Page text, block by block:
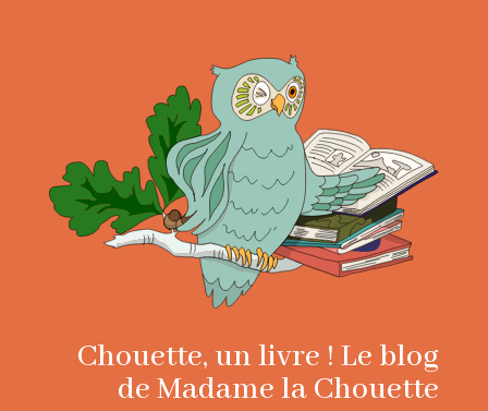
Chouette, un livre ! Le blog
de Madame la Chouette